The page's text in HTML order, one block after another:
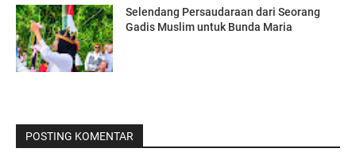
Selendang Persaudaraan dari Seorang
Gadis Muslim untuk Bunda Maria
POSTING KOMENTAR